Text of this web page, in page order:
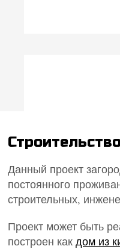
Данный проект
постоянного
строительных,
Проект может быть
построен какдом из